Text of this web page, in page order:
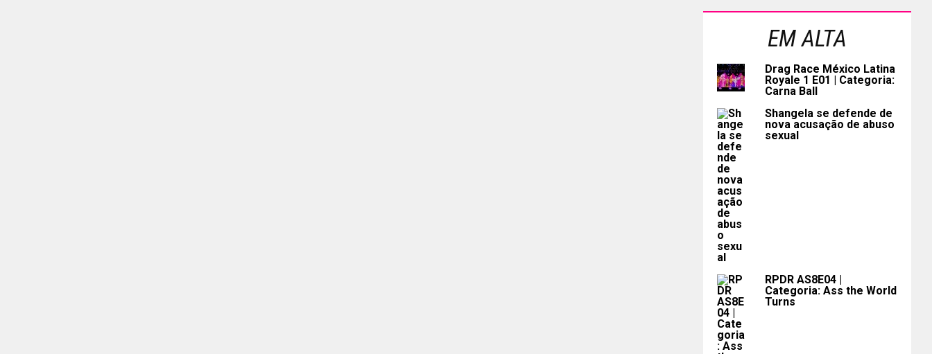
EM ALTA
Drag Race México Latina
Royale 1 E01 | Categoria:
Carna Ball
Shangela se defende de
nova acusação de abuso
sexual
RPDR AS8E04 |
Categoria: Ass the World
Turns